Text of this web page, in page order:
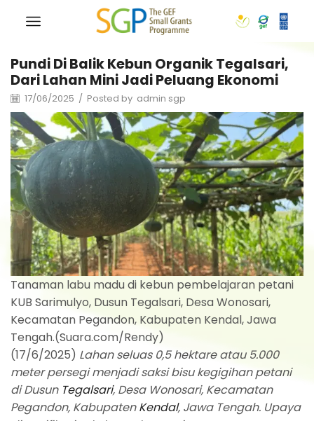
Pundi Di Balik Kebun Organik Tegalsari,
Dari Lahan Mini Jadi Peluang Ekonomi
17/06/2025 / Posted by admin sgp
Tanaman labu madu di kebun pembelajaran petani
KUB Sarimulyo, Dusun Tegalsari, Desa Wonosari,
Kecamatan Pegandon, Kabupaten Kendal, Jawa
Tengah.(Suara.com/Rendy)
(17/6/2025) Lahan seluas 0,5 hektare atau 5.000
meter persegi menjadi saksi bisu kegigihan petani
di Dusun Tegalsari, Desa Wonosari, Kecamatan
Pegandon, KabupatenKendal, Jawa Tengah. Upaya